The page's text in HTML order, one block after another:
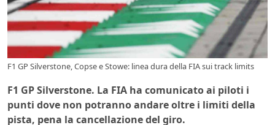
F1 GP Silverstone, Copse e Stowe: linea dura della FIA sui track limits
F1 GP Silverstone. La FIA ha comunicato ai piloti i
punti dove non potranno andare oltre i limiti della
pista, pena la cancellazione del giro.